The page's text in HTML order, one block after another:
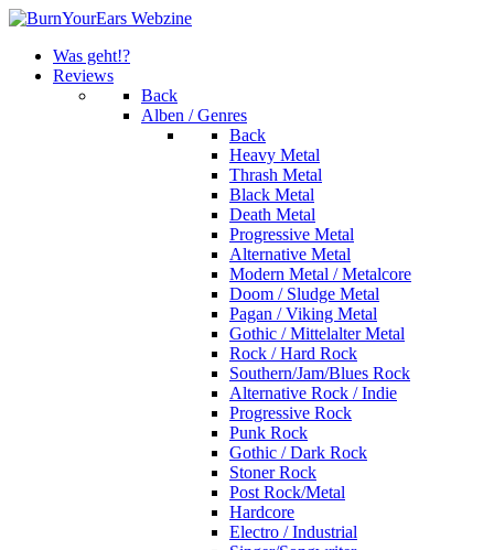
Was geht!?
Reviews
Back
Alben / Genres
Back
Heavy Metal
Thrash Metal
Black Metal
Death Metal
Progressive Metal
Alternative Metal
Modern Metal / Metalcore
Doom / Sludge Metal
Pagan / Viking Metal
Gothic / Mittelalter Metal
Rock / Hard Rock
Southern/Jam/Blues Rock
Alternative Rock / Indie
Progressive Rock
Punk Rock
Gothic / Dark Rock
Stoner Rock
Post Rock/Metal
Hardcore
Electro / Industrial